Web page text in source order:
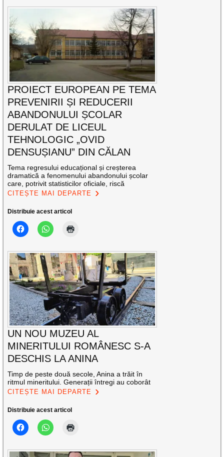
PROIECT EUROPEAN PE TEMA
PREVENIRII ȘI REDUCERII
ABANDONULUI ȘCOLAR
DERULAT DE LICEUL
TEHNOLOGIC „OVID
DENSUȘIANU” DIN CĂLAN
Tema regresului educațional și creșterea
dramatică a fenomenului abandonului școlar
care, potrivit statisticilor oficiale, riscă
CITEȘTE MAI DEPARTE
Distribuie acest articol
UN NOU MUZEU AL
MINERITULUI ROMÂNESC S-A
DESCHIS LA ANINA
Timp de peste două secole, Anina a trăit în
ritmul mineritului. Generații întregi au coborât
CITEȘTE MAI DEPARTE
Distribuie acest articol